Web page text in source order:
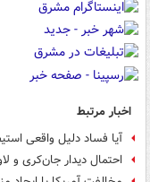
اخبار مرتبط
آیا فساد دلیل واقعی
احتمال دیدار جان‌کری و